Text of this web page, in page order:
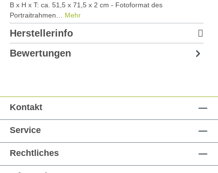
B x H x T: ca. 51,5 x 71,5 x 2 cm - Fotoformat des
Portraitrahmen… Mehr
Herstellerinfo
Bewertungen
Kontakt
Service
Rechtliches